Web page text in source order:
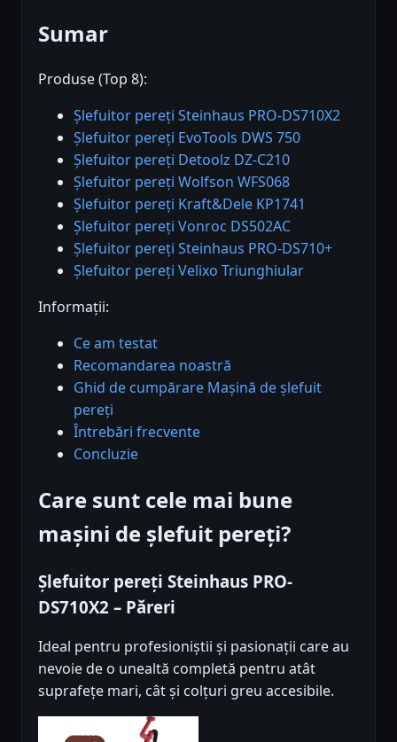
Sumar
Produse (Top 8):
Șlefuitor pereți Steinhaus PRO-DS710X2
Șlefuitor pereți EvoTools DWS 750
Șlefuitor pereți Detoolz DZ-C210
Șlefuitor pereți Wolfson WFS068
Șlefuitor pereți Kraft&Dele KP1741
Șlefuitor pereți Vonroc DS502AC
Șlefuitor pereți Steinhaus PRO-DS710+
Șlefuitor pereți Velixo Triunghiular
Informații:
Ce am testat
Recomandarea noastră
Ghid de cumpărare Mașină de șlefuit
pereți
Întrebări frecvente
Concluzie
Care sunt cele mai bune
mașini de șlefuit pereți?
Șlefuitor pereți Steinhaus PRO-
DS710X2 – Păreri
Ideal pentru profesioniștii și pasionații care au
nevoie de o unealtă completă pentru atât
suprafețe mari, cât și colțuri greu accesibile.